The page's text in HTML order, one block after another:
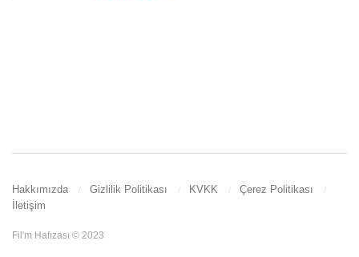
Hakkımızda Gizlilik Politikası KVKK
Çerez Politikası
İletişim
Fil'm Hafızası © 2023